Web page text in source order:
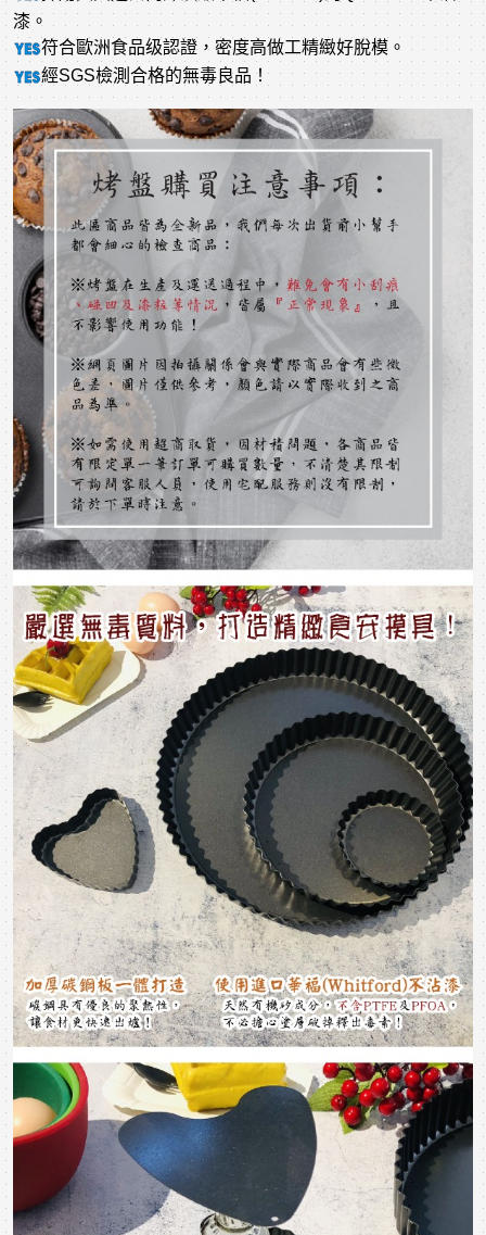
漆。
符合歐洲食品级認證，密度高做工精緻好脫模。
經SGS檢測合格的無毒良品！